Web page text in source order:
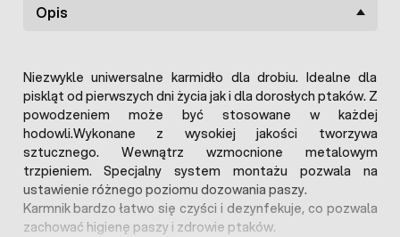
Opis
Niezwykle uniwersalne karmidło dla drobiu. Idealne dla
piskląt od pierwszych dni życia jak i dla dorosłych ptaków. Z
powodzeniem może być stosowane w każdej
hodowli.Wykonane z wysokiej jakości tworzywa
sztucznego. Wewnątrz wzmocnione metalowym
trzpieniem. Specjalny system montażu pozwala na
ustawienie różnego poziomu dozowania paszy.
Karmnik bardzo łatwo się czyści i dezynfekuje, co pozwala
zachować higienę paszy i zdrowie ptaków.